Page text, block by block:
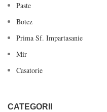
Paste
Botez
Prima Sf. Impartasanie
Mir
Casatorie
CATEGORII